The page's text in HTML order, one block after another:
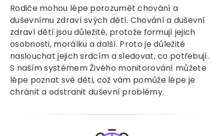
Rodiče mohou lépe porozumět chování a
duševnímu zdraví svých dětí. Chování a duševní
zdraví dětí jsou důležité, protože formují jejich
osobnosti, morálku a další. Proto je důležité
naslouchat jejich srdcím a sledovat, co potřebují.
S naším systémem Živého monitorování můžete
lépe poznat své děti, což vám pomůže lépe je
chránit a odstranit duševní problémy.